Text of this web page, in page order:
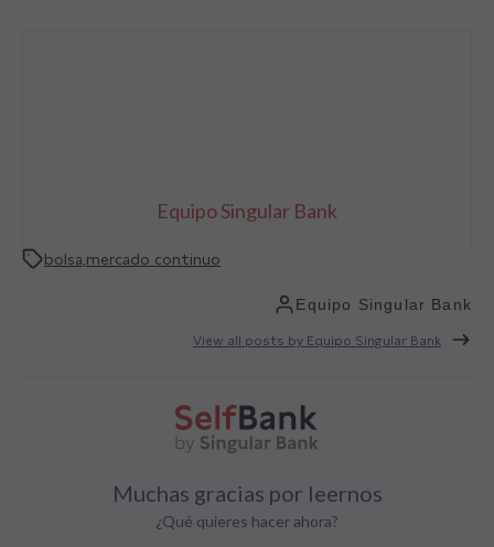
Equipo Singular Bank
bolsa mercado continuo
Equipo Singular Bank
View all posts by Equipo Singular Bank
Muchas gracias por leernos
¿Qué quieres hacer ahora?